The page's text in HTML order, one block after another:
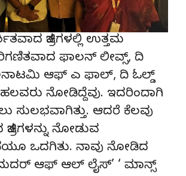
ಚಿತ್ರಗಳಲ್ಲಿ ಉತ್ತಮ‌
ಫಾಲನ್ ಲೀವ್ಸ್, ದಿ
ಆಫ್ ಎ ಫಾಲ್, ದಿ ಓಲ್ಡ್
ನೋಡಿದ್ದೆವು. ಇದರಿಂದಾಗಿ
ಸುಲಭವಾಗಿತ್ತು. ಆದರೆ ಕೆಲವು
ನೋಡುವ
ಒದಗಿತು. ನಾವು ನೋಡಿದ
ಮದರ್ ಆಫ್ ಆಲ್ ಲೈಸ್’ ‘ ಮಾನ್ಸ್